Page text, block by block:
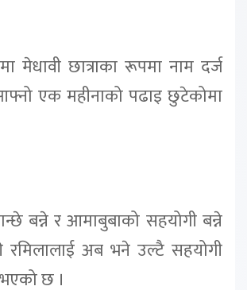
मेधावी छात्राका रूपमा नाम दर्ज
एक महीनाको पढाइ छुटेकोमा
बन्ने र आमाबुबाको सहयोगी बन्ने
रमिलालाई अब भने उल्टै सहयोगी
छ ।